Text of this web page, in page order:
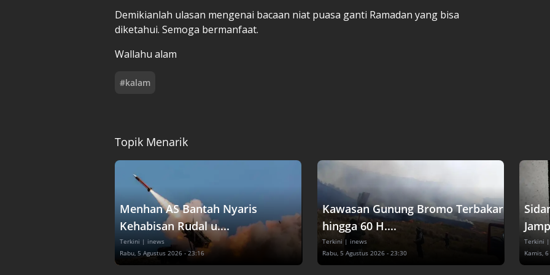
Demikianlah ulasan mengenai bacaan niat puasa ganti Ramadan yang bisa
diketahui. Semoga bermanfaat.
Wallahu alam
#kalam
Topik Menarik
Menhan AS Bantah Nyaris
Kehabisan Rudal u....
Terkini | inews
Rabu, 5 Agustus 2026 - 23:16
Kawasan Gunung Bromo Terbakar
hingga 60 H....
Terkini | inews
Rabu, 5 Agustus 2026 - 23:30
Terkini
Kamis,